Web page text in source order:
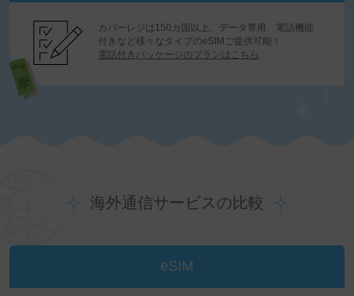
カバーレジは150カ国以上、データ専用、電話機能
付きなど様々なタイプのeSIMご提供可能！
電話付きパッケージのプランはこちら
海外通信サービスの比較
eSIM